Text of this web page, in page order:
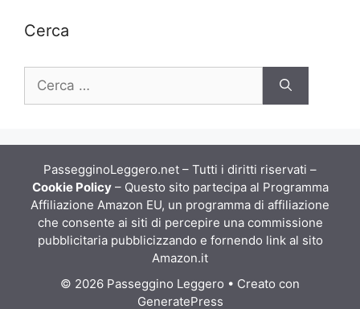
Cerca
Ricerca
PassegginoLeggero.net – Tutti i diritti riservati –
Cookie Policy– Questo sito partecipa al Programma
Affiliazione Amazon EU, un programma di affiliazione
che consente ai siti di percepire una commissione
pubblicitaria pubblicizzando e fornendo link al sito
Amazon.it
© 2026 Passeggino Leggero • Creato con
GeneratePress